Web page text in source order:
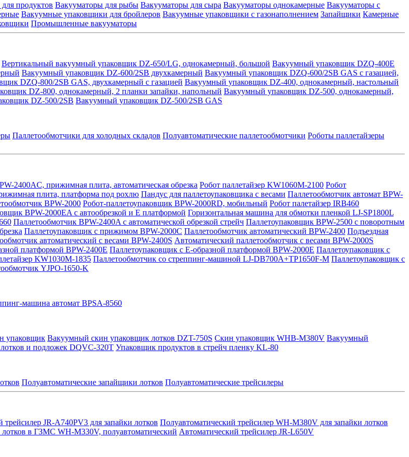
продуктов Вакууматоры для рыбы Вакууматоры для сыра Вакууматоры однокамерные Вакууматоры с
Вакуумные упаковщики для бройлеров Вакуумные упаковщики с газонаполнением Запайщики Камерные
Промышленные вакууматоры
Вертикальный вакуумный упаковщик DZ-650/LG, однокамерный, большой Вакуумный упаковщик DZQ-400E
Вакуумный упаковщик DZ-600/2SB двухкамерный Вакуумный упаковщик DZQ-600/2SB GAS с газацией,
DZQ-800/2SB GAS, двухкамерный с газацией Вакуумный упаковщик DZ-400, однокамерный, настольный
DZ-800, однокамерный, 2 планки запайки, напольный Вакуумный упаковщик DZ-500, однокамерный,
DZ-500/2SB Вакуумный упаковщик DZ-500/2SB GAS
Паллетообмотчики для холодных складов Полуавтоматические паллетообмотчики Роботы паллетайзеры
2400AC, прижимная плита, автоматическая обрезка Робот паллетайзер KW1060M-2100 Робот
плита, платформа под рохлю Пандус для паллетоупаковщика с весами Паллетообмотчик автомат BPW-
BPW-2000 Робот-паллетоупаковщик BPW-2000RD, мобильный Робот палетайзер IRB460
BPW-2000EA с автообрезкой и Е платформой Горизонтальная машина для обмотки пленкой LJ-SP1800L
Паллетообмотчик BPW-2400A с автоматической обрезкой стрейч Паллетоупаковщик BPW-2500 с поворотным
Паллетоупаковщик с прижимом BPW-2000C Паллетообмотчик автоматический BPW-2400 Подъездная
автоматический с весами BPW-2400S Автоматический паллетообмотчик с весами BPW-2000S
платформой BPW-2400E Паллетоупаковщик с Е-образной платформой BPW-2000E Паллетоупаковщик с
KW1030M-1835 Паллетообмотчик со стреппинг-машиной LJ-DB700A+TP1650F-M Паллетоупаковщик с
YJPO-1650-K
машина автомат BPSA-8560
упаковщик Вакуумный скин упаковщик лотков DZT-750S Скин упаковщик WHB-M380V Вакуумный
и подложек DQVC-320T Упаковщик продуктов в стрейч пленку KL-80
Полуавтоматические запайщики лотков Полуавтоматические трейсилеры
трейсилер JR-A740PV3 для запайки лотков Полуавтоматический трейсилер WH-M380V для запайки лотков
лотков в ГЗМС WH-M330V, полуавтоматический Автоматический трейсилер JR-L650V